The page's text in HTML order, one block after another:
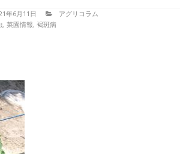
年6月11日
アグリコラム
, 菜園情報, 褐斑病